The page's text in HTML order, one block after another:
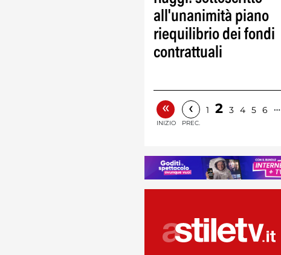
all'unanimità piano
riequilibrio dei fondi
contrattuali
«
INIZIO
‹
PREC.
1 2 3 4 5 6 …